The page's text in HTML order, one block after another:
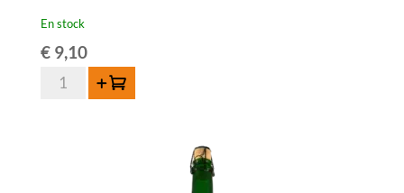
En stock
€9,10
quantité
Ajouter au panier